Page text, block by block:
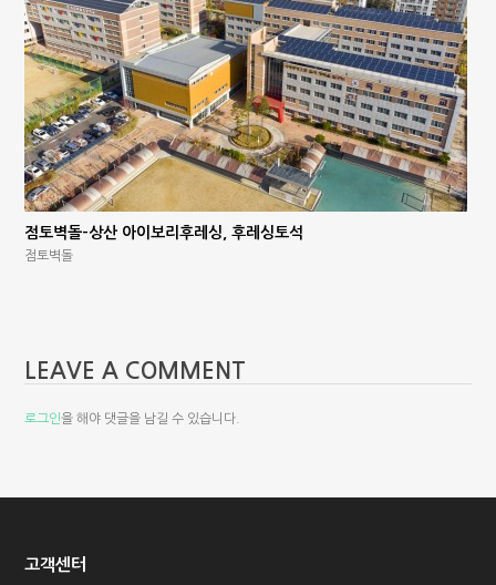
점토벽돌-상산 아이보리후레싱, 후레싱토석
점토벽돌
LEAVE A COMMENT
로그인을 해야 댓글을 남길 수 있습니다.
고객센터